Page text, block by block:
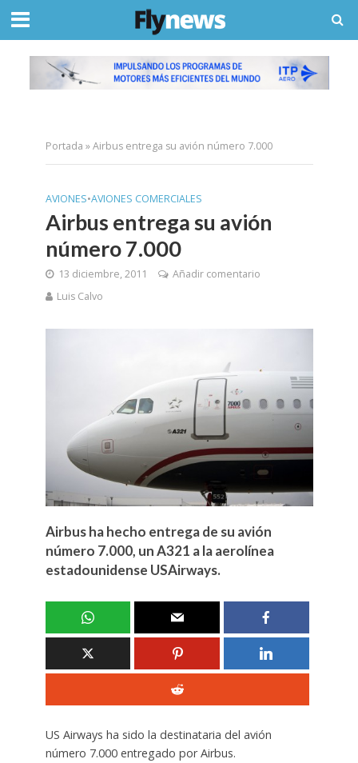
Portada »Airbus entrega su avión número 7.000
AVIONES•AVIONES COMERCIALES
Airbus entrega su avión
número 7.000
13 diciembre, 2011
Añadir comentario
Luis Calvo
Airbus ha hecho entrega de su avión
número 7.000, un A321 a la aerolínea
estadounidense USAirways.
US Airways ha sido la destinataria del avión
número 7.000 entregado por Airbus.